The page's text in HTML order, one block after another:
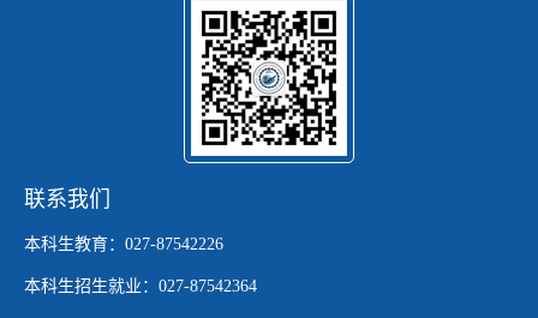
联系我们
本科生教育：027-87542226
本科生招生就业：027-87542364